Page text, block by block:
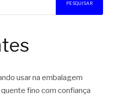
PESQUISAR
usar na embalagem
fino com confiança